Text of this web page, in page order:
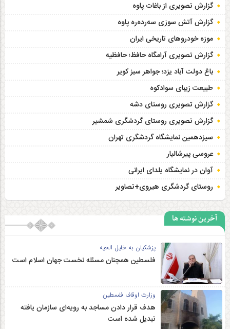
گزارش تصویری از باغات پاوه
گزارش آتش سوزی سەردەرە پاوه
موزه خودروهای تاریخی ایران
گزارش تصویری آرامگاه حافظ؛ حافظیه‎
باغ دولت آباد یزد؛ جواهر سبز کویر
طبیعت زیبای سوادکوه
گزارش تصویری روستای دشه
گزارش تصویری روستای گردشگری شمشیر
سیزدهمین نمایشگاه گردشگری تهران
عروسی پیرشالیار
آوان در نمایشگاه یلدای ایرانی
روستای گردشگری هیروی+تصاویر
آخرین نوشته ها
پزشکیان به خلیل الحیه
فلسطین همچنان مسئله نخست جهان اسلام است
وزارت اوقاف فلسطین
هدف قرار دادن مساجد به رویه‌ای سازمان‌ یافته
تبدیل شده است